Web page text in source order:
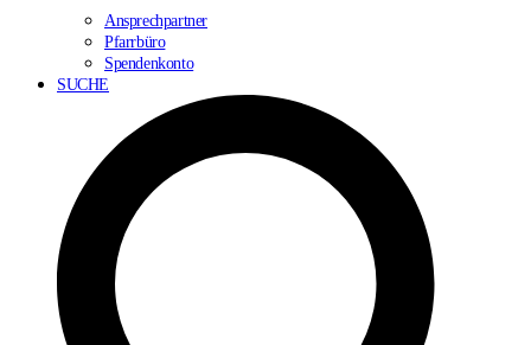
Ansprechpartner
Pfarrbüro
Spendenkonto
SUCHE